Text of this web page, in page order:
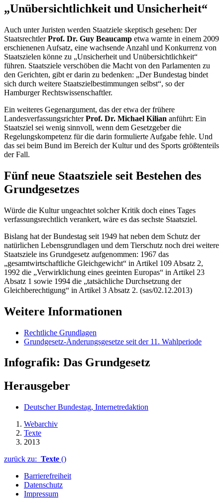
„Unübersichtlichkeit und Unsicherheit“
Auch unter Juristen werden Staatziele skeptisch gesehen: Der
StaatsrechtlerProf. Dr. Guy Beaucamp etwa warnte in einem 2009
erschienenen Aufsatz, eine wachsende Anzahl und Konkurrenz von
Staatszielen könne zu „Unsicherheit und Unübersichtlichkeit“
führen. Staatsziele verschöben die Macht von den Parlamenten zu
den Gerichten, gibt er darin zu bedenken: „Der Bundestag bindet
sich durch weitere Staatszielbestimmungen selbst“, so der
Hamburger Rechtswissenschaftler.
Ein weiteres Gegenargument, das der etwa der frühere
LandesverfassungsrichterProf. Dr. Michael Kilian anführt: Ein
Staatsziel sei wenig sinnvoll, wenn dem Gesetzgeber die
Regelungskompetenz für die darin formulierte Aufgabe fehle. Und
das sei beim Bund im Bereich der Kultur und des Sports größtenteils
der Fall.
Fünf neue Staatsziele seit Bestehen des
Grundgesetzes
Würde die Kultur ungeachtet solcher Kritik doch eines Tages
verfassungsrechtlich verankert, wäre es das sechste Staatsziel.
Bislang hat der Bundestag seit 1949 hat neben dem Schutz der
natürlichen Lebensgrundlagen und dem Tierschutz noch drei weitere
Staatsziele ins Grundgesetz aufgenommen: 1967 das
„gesamtwirtschaftliche Gleichgewicht“ in Artikel 109 Absatz 2,
1992 die „Verwirklichung eines geeinten Europas“ in Artikel 23
Absatz 1 sowie 1994 die „tatsächliche Durchsetzung der
Gleichberechtigung“ in Artikel 3 Absatz 2. (sas/02.12.2013)
Weitere Informationen
Rechtliche Grundlagen
Grundgesetz-Änderungsgesetze seit der 11. Wahlperiode
Infografik: Das Grundgesetz
Herausgeber
Deutscher Bundestag, Internetredaktion
Webarchiv
Texte
2013
zurück zu: Texte ()
Barrierefreiheit
Datenschutz
Impressum